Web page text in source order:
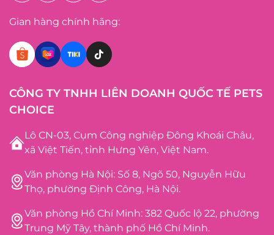
Gian hàng chính hãng:
CÔNG TY TNHH LIÊN DOANH QUỐC TẾ PETS
CHOICE
Lô CN-03, Cụm Công nghiệp Đông Khoái Châu,
xã Việt Tiến, tỉnh Hưng Yên, Việt Nam.
Văn phòng Hà Nội: Số 8, Ngõ 50, Nguyễn Hữu
Thọ, phường Định Công, Hà Nội.
Văn phòng Hồ Chí Minh: 382 Quốc lộ 22, phường
Trung Mỹ Tây, thành phố Hồ Chí Minh.